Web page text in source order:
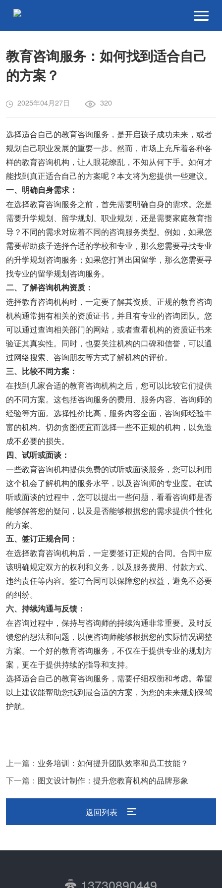
教育咨询服务：如何找到适合自己
的方案？
2025年04月27日 320
选择适合自己的教育咨询服务，是开启孩子成功未来，或者
规划自己职业发展的重要一步。然而，市场上充斥着各种各
样的教育咨询机构，让人眼花缭乱，不知从何下手。如何才
能找到真正适合自己的方案呢？本文将为您提供一些建议。
一、明确自身需求：
在选择教育咨询服务之前，首先需要明确自身的需求。您是
需要升学规划、留学规划、职业规划，还是需要家庭教育指
导？不同的需求对应着不同的咨询服务类型。例如，如果您
需要帮助孩子选择合适的学校和专业，那么您需要寻找专业
的升学规划咨询服务；如果您打算出国留学，那么您需要寻
找专业的留学规划咨询服务。
二、了解咨询机构资质：
选择教育咨询机构时，一定要了解其资质。正规的教育咨询
机构通常拥有相关的资质证书，并且有专业的咨询团队。您
可以通过查询相关部门的网站，或者查看机构的资质证书来
验证其真实性。同时，也要关注机构的口碑和信誉，可以通
过网络搜索、咨询朋友等方式了解机构的评价。
三、比较不同方案：
在找到几家合适的教育咨询机构之后，您可以比较它们提供
的不同方案。这包括咨询服务的费用、服务内容、咨询师的
经验等方面。选择性价比高，服务内容全面，咨询师经验丰
富的机构。切勿贪图便宜而选择一些不正规的机构，以免造
成不必要的损失。
四、试听或面谈：
一些教育咨询机构提供免费的试听或面谈服务，您可以利用
这个机会了解机构的服务水平，以及咨询师的专业度。在试
听或面谈的过程中，您可以提出一些问题，看看咨询师是否
能够解答您的疑问，以及是否能够根据您的需求提供个性化
的方案。
五、签订正规合同：
在选择教育咨询机构后，一定要签订正规的合同。合同中应
该明确规定双方的权利和义务，以及服务费用、付款方式、
违约责任等内容。签订合同可以保障您的权益，避免不必要
的纠纷。
六、持续沟通与反馈：
在咨询过程中，保持与咨询师的持续沟通非常重要。及时反
馈您的想法和问题，以便咨询师能够根据您的实际情况调整
方案。一个好的教育咨询服务，不仅在于提供专业的规划方
案，更在于提供持续的指导和支持。
选择适合自己的教育咨询服务，需要仔细权衡和考虑。希望
以上建议能帮助您找到最合适的方案，为您的未来规划保驾
护航。
上一篇： 业务培训：如何提升团队效率和员工技能？
下一篇： 图文设计制作：提升您教育机构的品牌形象
返回列表